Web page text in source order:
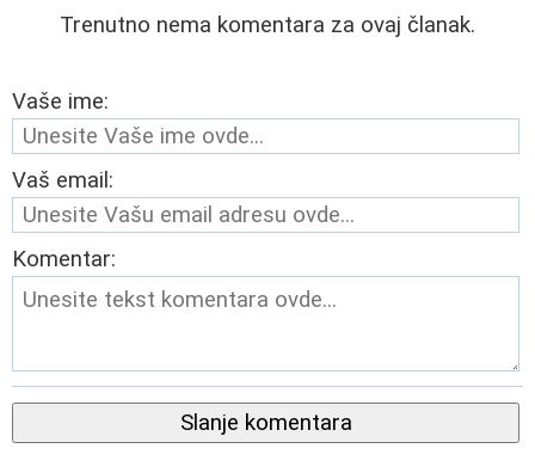
Trenutno nema komentara za ovaj članak.
Vaše ime:
Vaš email:
Komentar:
Slanje komentara